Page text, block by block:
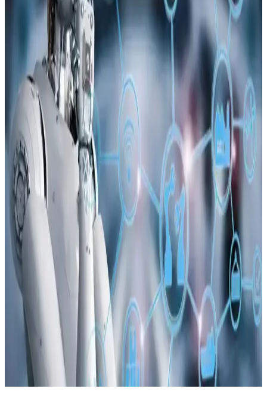
Apple'ın iPhone dijital ehliyet uygulaması ABD'de belirli eyaletlerde
kullanılabiliyor. Özellik havalimanlarında TSA kontrollerinde geçerli
olsa da kullanımda güvenlik ve kabul sorunları bulunuyor.
Samsung Galaxy S26 Ultra'nın Gizlilik Ekranı
Özelliği ve Kullanıcı Deneyimleri
Samsung Galaxy S26 Ultra'nın gizlilik ekranı, yan açılardan
bakıldığında görüntü kalitesini düşürerek içeriklerin gizliliğini
sağlıyor. Ancak ekran kalitesi ve görüş açısı kısıtlamaları kullanıcılar
arasında tartışma yaratıyor.
Apple'ın Lockdown Modu ve iPhone Güvenliğinde
Paralı Casus Yazılım Saldırıları Hakkında Gerçekler
Apple'ın Lockdown Modu, iPhone'larda paralı casus yazılım
saldırılarına karşı etkili bir güvenlik katmanı sunuyor. Ancak bu
mod, tüm saldırı türlerine karşı mutlak koruma sağlamamaktadır.
Apple iOS 17 ve Öncesi İçin Kritik Güvenlik
Uyarıları ve Yaş Doğrulama Uygulamaları
Apple, iOS 17 ve öncesi için kritik güvenlik uyarıları gönderiyor.
Yeni yaş doğrulama uygulaması yasal uyumu sağlarken kullanıcı
gizliliğini koruyor. Performans ve gizlilik endişeleri sürüyor.
OpenClaw Otomasyon Aracı ve Çin'de MacBook
Talebindeki Artışın Analizi
OpenClaw, kodlama bilgisi olmadan otomasyon sağlayan yapay
zeka aracı olarak Mac cihazlarında iMessage entegrasyonu ve Apple
işlemcileriyle öne çıkıyor. Çin'de Mac Mini ve MacBook talebinde
artış yaşanıyor.